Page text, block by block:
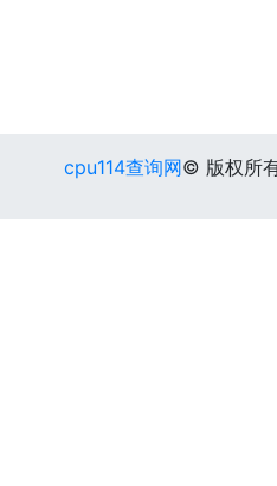
cpu114查询网© 版权所